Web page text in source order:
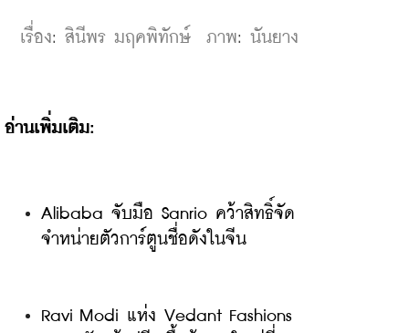
เรื่อง: สินีพร มฤคพิทักษ์ ภาพ: นันยาง
อ่านเพิ่มเติม:
Alibaba จับมือ Sanrio คว้าสิทธิ์จัด
จำหน่ายตัวการ์ตูนชื่อดังในจีน
Ravi Modi แห่ง Vedant Fashions